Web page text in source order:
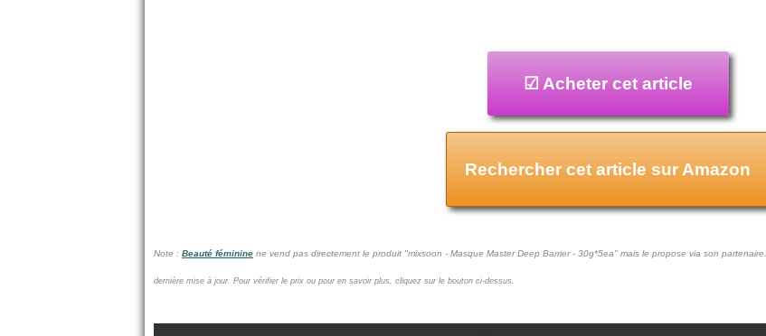
☑ Acheter cet article
Rechercher cet article sur Amazon
Note : Beauté féminine ne vend pas directement le produit "mixsoon - Masque Master Deep Barrier - 30g*5ea" mais le propose via son partenaire.
dernière mise à jour. Pour vérifier le prix ou pour en savoir plus, cliquez sur le bouton ci-dessus.